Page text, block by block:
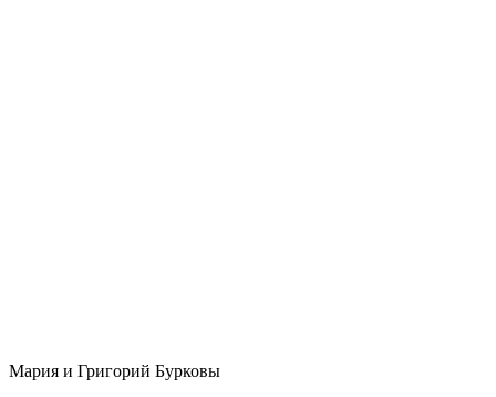
Мария и Григорий Бурковы